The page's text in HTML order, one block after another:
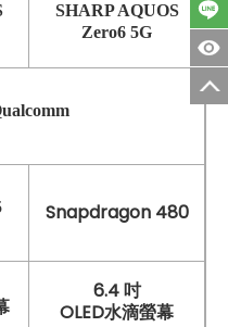
SHARP AQUOS
Zero6 5G
Snapdragon 480
6.4 吋
OLED水滴螢幕